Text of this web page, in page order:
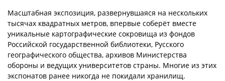
Масштабная экспозиция, развернувшаяся на нескольких
тысячах квадратных метров, впервые соберёт вместе
уникальные картографические сокровища из фондов
Российской государственной библиотеки, Русского
географического общества, архивов Министерства
обороны и ведущих университетов страны. Многие из этих
экспонатов ранее никогда не покидали хранилищ.